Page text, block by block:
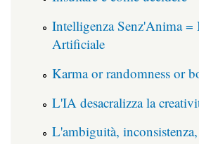
Intelligenza Senz'Anima =
Artificiale
Karma or randomness or
L'IA desacralizza la
L'ambiguità,